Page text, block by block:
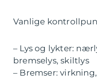
Vanlige
– Lys og lykter:
bremselys, skiltlys
– Bremser: